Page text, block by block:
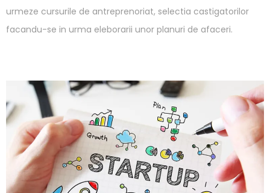
urmeze cursurile de antreprenoriat, selectia castigatorilor
facandu-se in urma eleborarii unor planuri de afaceri.